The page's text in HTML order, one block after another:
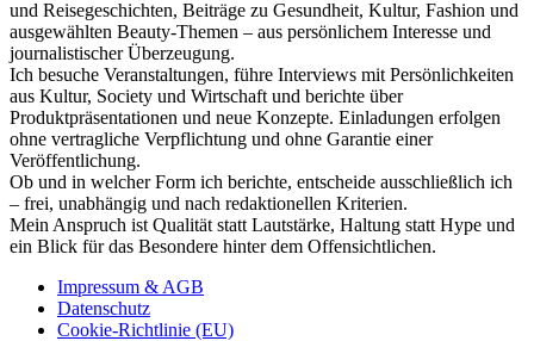
und Reisegeschichten, Beiträge zu Gesundheit, Kultur, Fashion und
ausgewählten Beauty-Themen – aus persönlichem Interesse und
journalistischer Überzeugung.
Ich besuche Veranstaltungen, führe Interviews mit Persönlichkeiten
aus Kultur, Society und Wirtschaft und berichte über
Produktpräsentationen und neue Konzepte. Einladungen erfolgen
ohne vertragliche Verpflichtung und ohne Garantie einer
Veröffentlichung.
Ob und in welcher Form ich berichte, entscheide ausschließlich ich
– frei, unabhängig und nach redaktionellen Kriterien.
Mein Anspruch ist Qualität statt Lautstärke, Haltung statt Hype und
ein Blick für das Besondere hinter dem Offensichtlichen.
Impressum & AGB
Datenschutz
Cookie-Richtlinie (EU)